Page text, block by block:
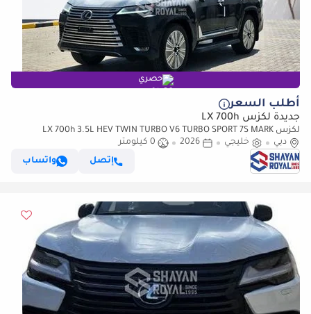
حصري
أطلب السعر
جديدة لكزس LX 700h
لكزس LX 700h 3.5L HEV TWIN TURBO V6 TURBO SPORT 7S MARK
LEVINSON | AUTO PARKING, 2026MY
دبي خليجي 2026
0 كيلومتر
إتصل
واتساب